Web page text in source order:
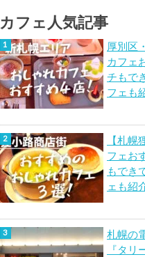
カフェ人気記事
厚別区
カフェ
チもで
フェも
【札幌
フェお
もでき
ェも紹
札幌の
『タリ